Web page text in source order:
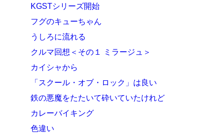
KGSTシリーズ開始
フグのキューちゃん
うしろに流れる
クルマ回想＜その１ ミラージュ＞
カイシャから
「スクール・オブ・ロック」は良い
鉄の悪魔をたたいて砕いていたけれど
カレーバイキング
色違い